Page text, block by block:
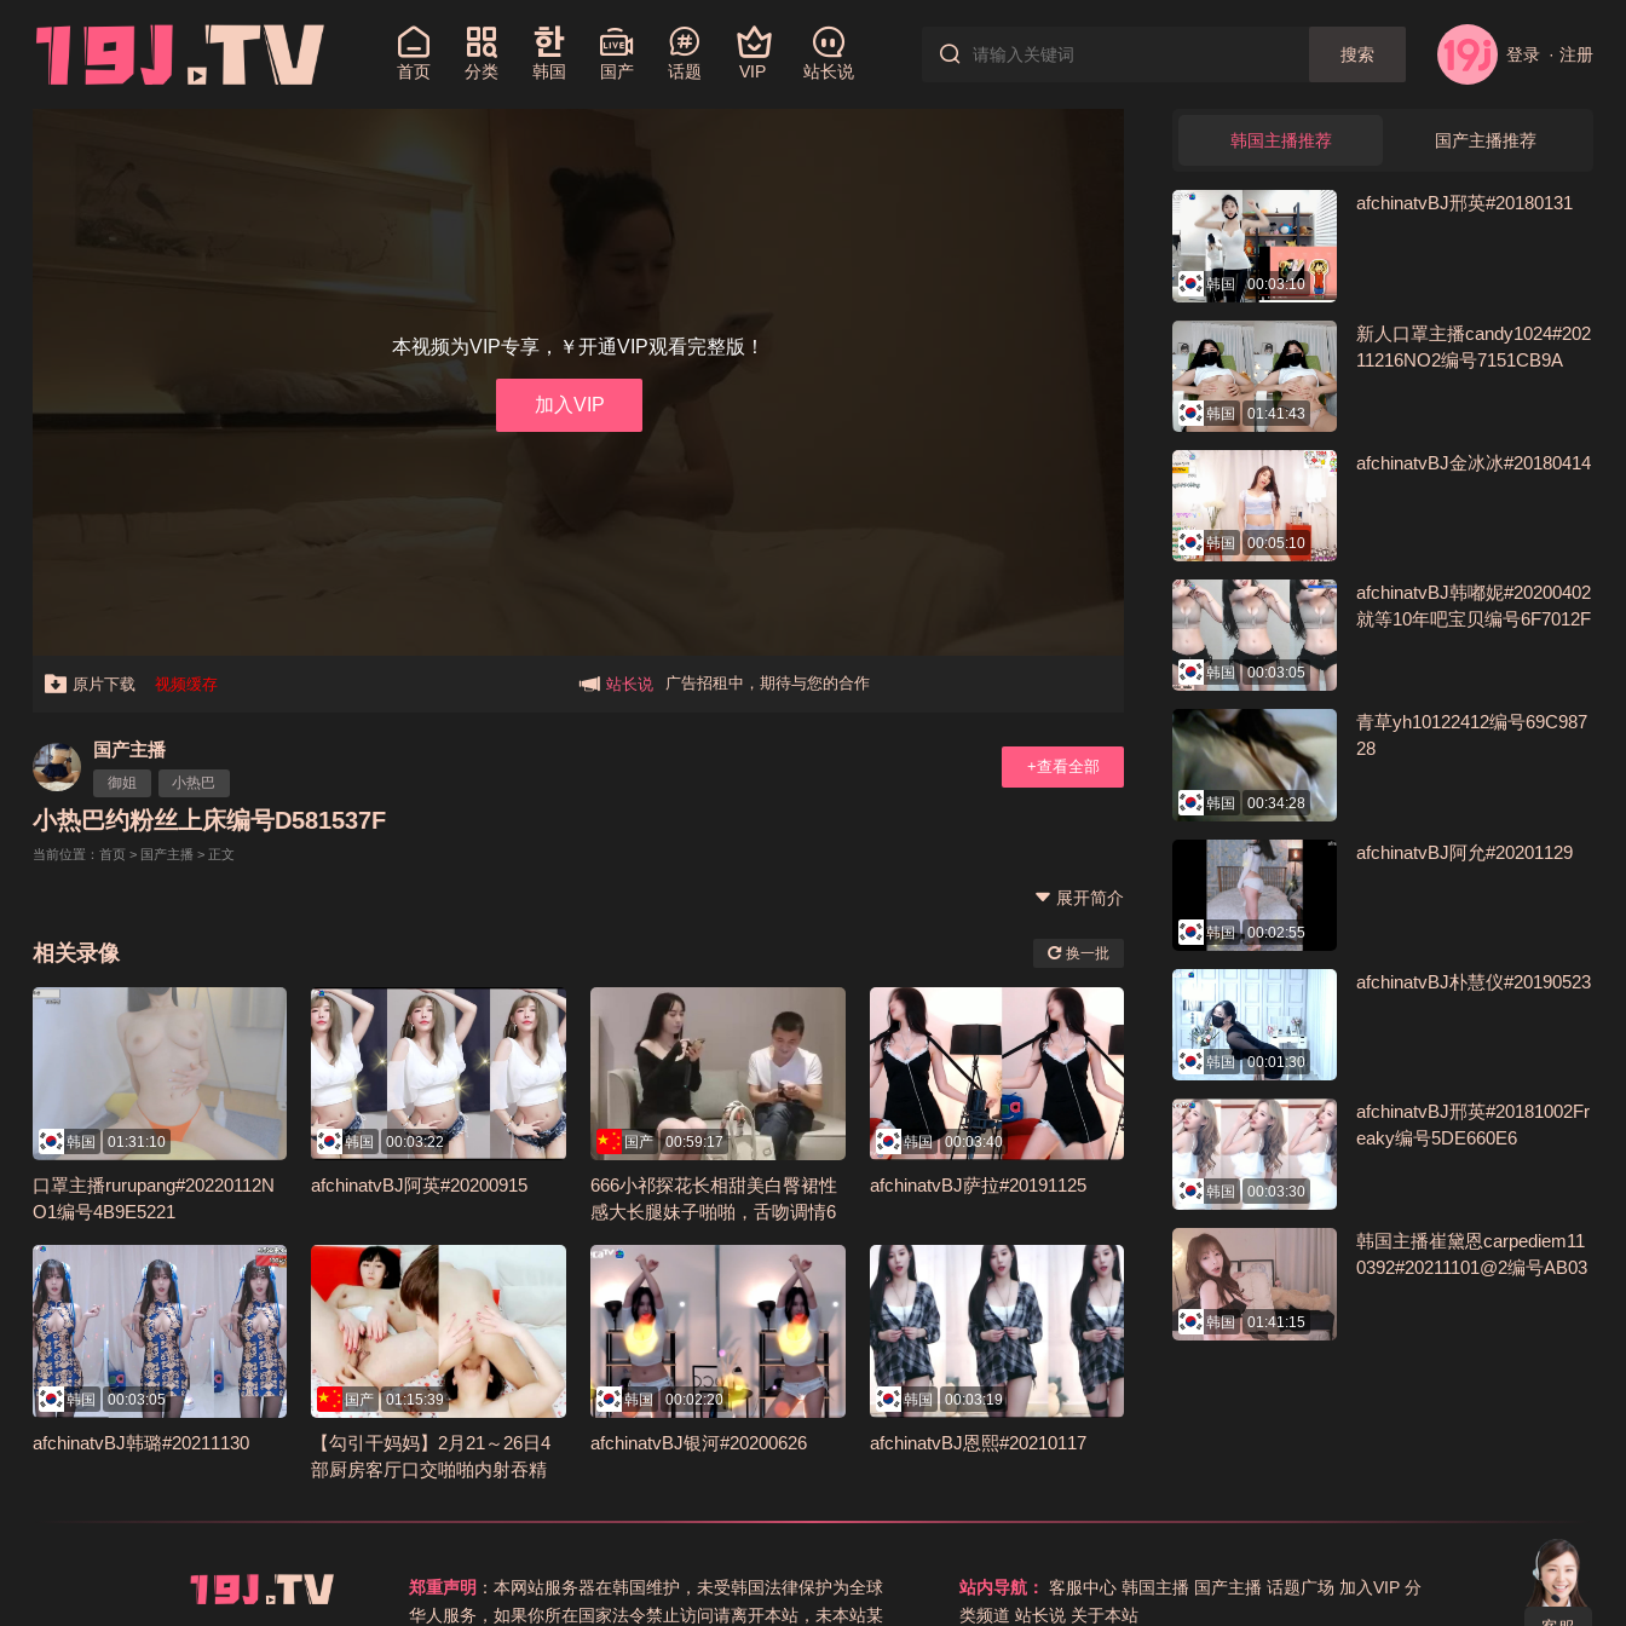
首页 分类 韩国 国产 话题 VIP 站长说
搜索 登录 · 注册
本视频为VIP专享，￥开通VIP观看完整版！
加入VIP
原片下载 视频缓存 站长说 广告招租中，期待与您的合作
国产主播
御姐 小热巴
+查看全部
小热巴约粉丝上床编号D581537F
当前位置： 首页 > 国产主播 > 正文
展开简介
相关录像 换一批
韩国 01:31:10
口罩主播rurupang#20220112N
O1编号4B9E5221
韩国 00:03:22
afchinatvBJ阿英#20200915
国产 00:59:17
666小祁探花长相甜美白臀裙性
感大长腿妹子啪啪，舌吻调情6
号87779C28
韩国 00:03:40
afchinatvBJ萨拉#20191125
韩国 00:03:05
afchinatvBJ韩璐#20211130
国产 01:15:39
【勾引干妈妈】2月21～26日4
部厨房客厅口交啪啪内射吞精
韩国 00:02:20
afchinatvBJ银河#20200626
韩国 00:03:19
afchinatvBJ恩熙#20210117
韩国主播推荐 国产主播推荐
韩国 00:03:10
afchinatvBJ邢英#20180131
韩国 01:41:43
新人口罩主播candy1024#202
11216NO2编号7151CB9A
韩国 00:05:10
afchinatvBJ金冰冰#20180414
韩国 00:03:05
afchinatvBJ韩嘟妮#20200402
就等10年吧宝贝编号6F7012F
韩国 00:34:28
青草yh10122412编号69C987
28
韩国 00:02:55
afchinatvBJ阿允#20201129
韩国 00:01:30
afchinatvBJ朴慧仪#20190523
韩国 00:03:30
afchinatvBJ邢英#20181002Fr
eaky编号5DE660E6
韩国 01:41:15
韩国主播崔黛恩carpediem11
0392#20211101@2编号AB03
郑重声明 ：本网站服务器在韩国维护，未受韩国法律保护为全球
华人服务，如果你所在国家法令禁止访问请离开本站，未本站某
站内导航： 客服中心 韩国主播 国产主播 话题广场 加入VIP 分
类频道 站长说 关于本站